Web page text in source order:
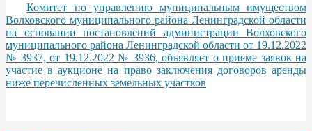
Комитет по управлению муниципальным имуществом
Волховского муниципального района Ленинградской области
на основании постановлений администрации Волховского
муниципального района Ленинградской области от 19.12.2022
№ 3937, от 19.12.2022 № 3936, объявляет о приеме заявок на
участие в аукционе на право заключения договоров аренды
ниже перечисленных земельных участков